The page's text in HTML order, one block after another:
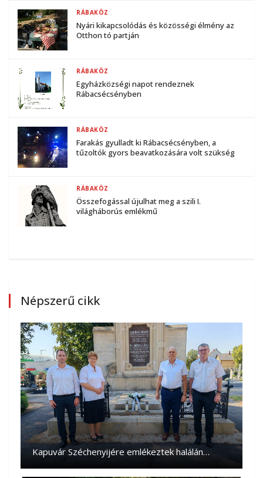
Nyári kikapcsolódás és közösségi élmény az
Otthon tó partján
RÁBAKÖZ
Egyházközségi napot rendeznek
Rábacsécsényben
RÁBAKÖZ
Farakás gyulladt ki Rábacsécsényben, a
tűzoltók gyors beavatkozására volt szükség
RÁBAKÖZ
Összefogással újulhat meg a szili I.
világháborús emlékmű
RÁBAKÖZ
Népszerű cikk
Kapuvár Széchenyijére emlékeztek halálán…